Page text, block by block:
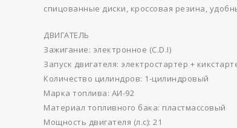
спицованные диски, кроссовая резина,
ДВИГАТЕЛЬ
Зажигание: электронное (C.D.I)
Запуск двигателя: электростартер +
Количество цилиндров: 1-цилиндровый
Марка топлива: АИ-92
Материал топливного бака: пластмассовый
Мощность двигателя (л.с): 21